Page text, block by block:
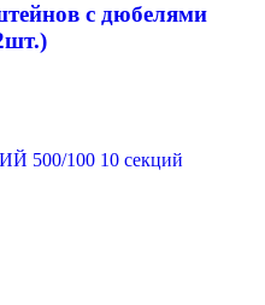
с дюбелями